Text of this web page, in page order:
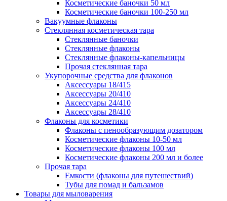
Косметические баночки 50 мл
Косметические баночки 100-250 мл
Вакуумные флаконы
Стеклянная косметическая тара
Стеклянные баночки
Стеклянные флаконы
Стеклянные флаконы-капельницы
Прочая стеклянная тара
Укупорочные средства для флаконов
Аксессуары 18/415
Аксессуары 20/410
Аксессуары 24/410
Аксессуары 28/410
Флаконы для косметики
Флаконы с пенообразующим дозатором
Косметические флаконы 10-50 мл
Косметические флаконы 100 мл
Косметические флаконы 200 мл и более
Прочая тара
Емкости (флаконы для путешествий)
Тубы для помад и бальзамов
Товары для мыловарения